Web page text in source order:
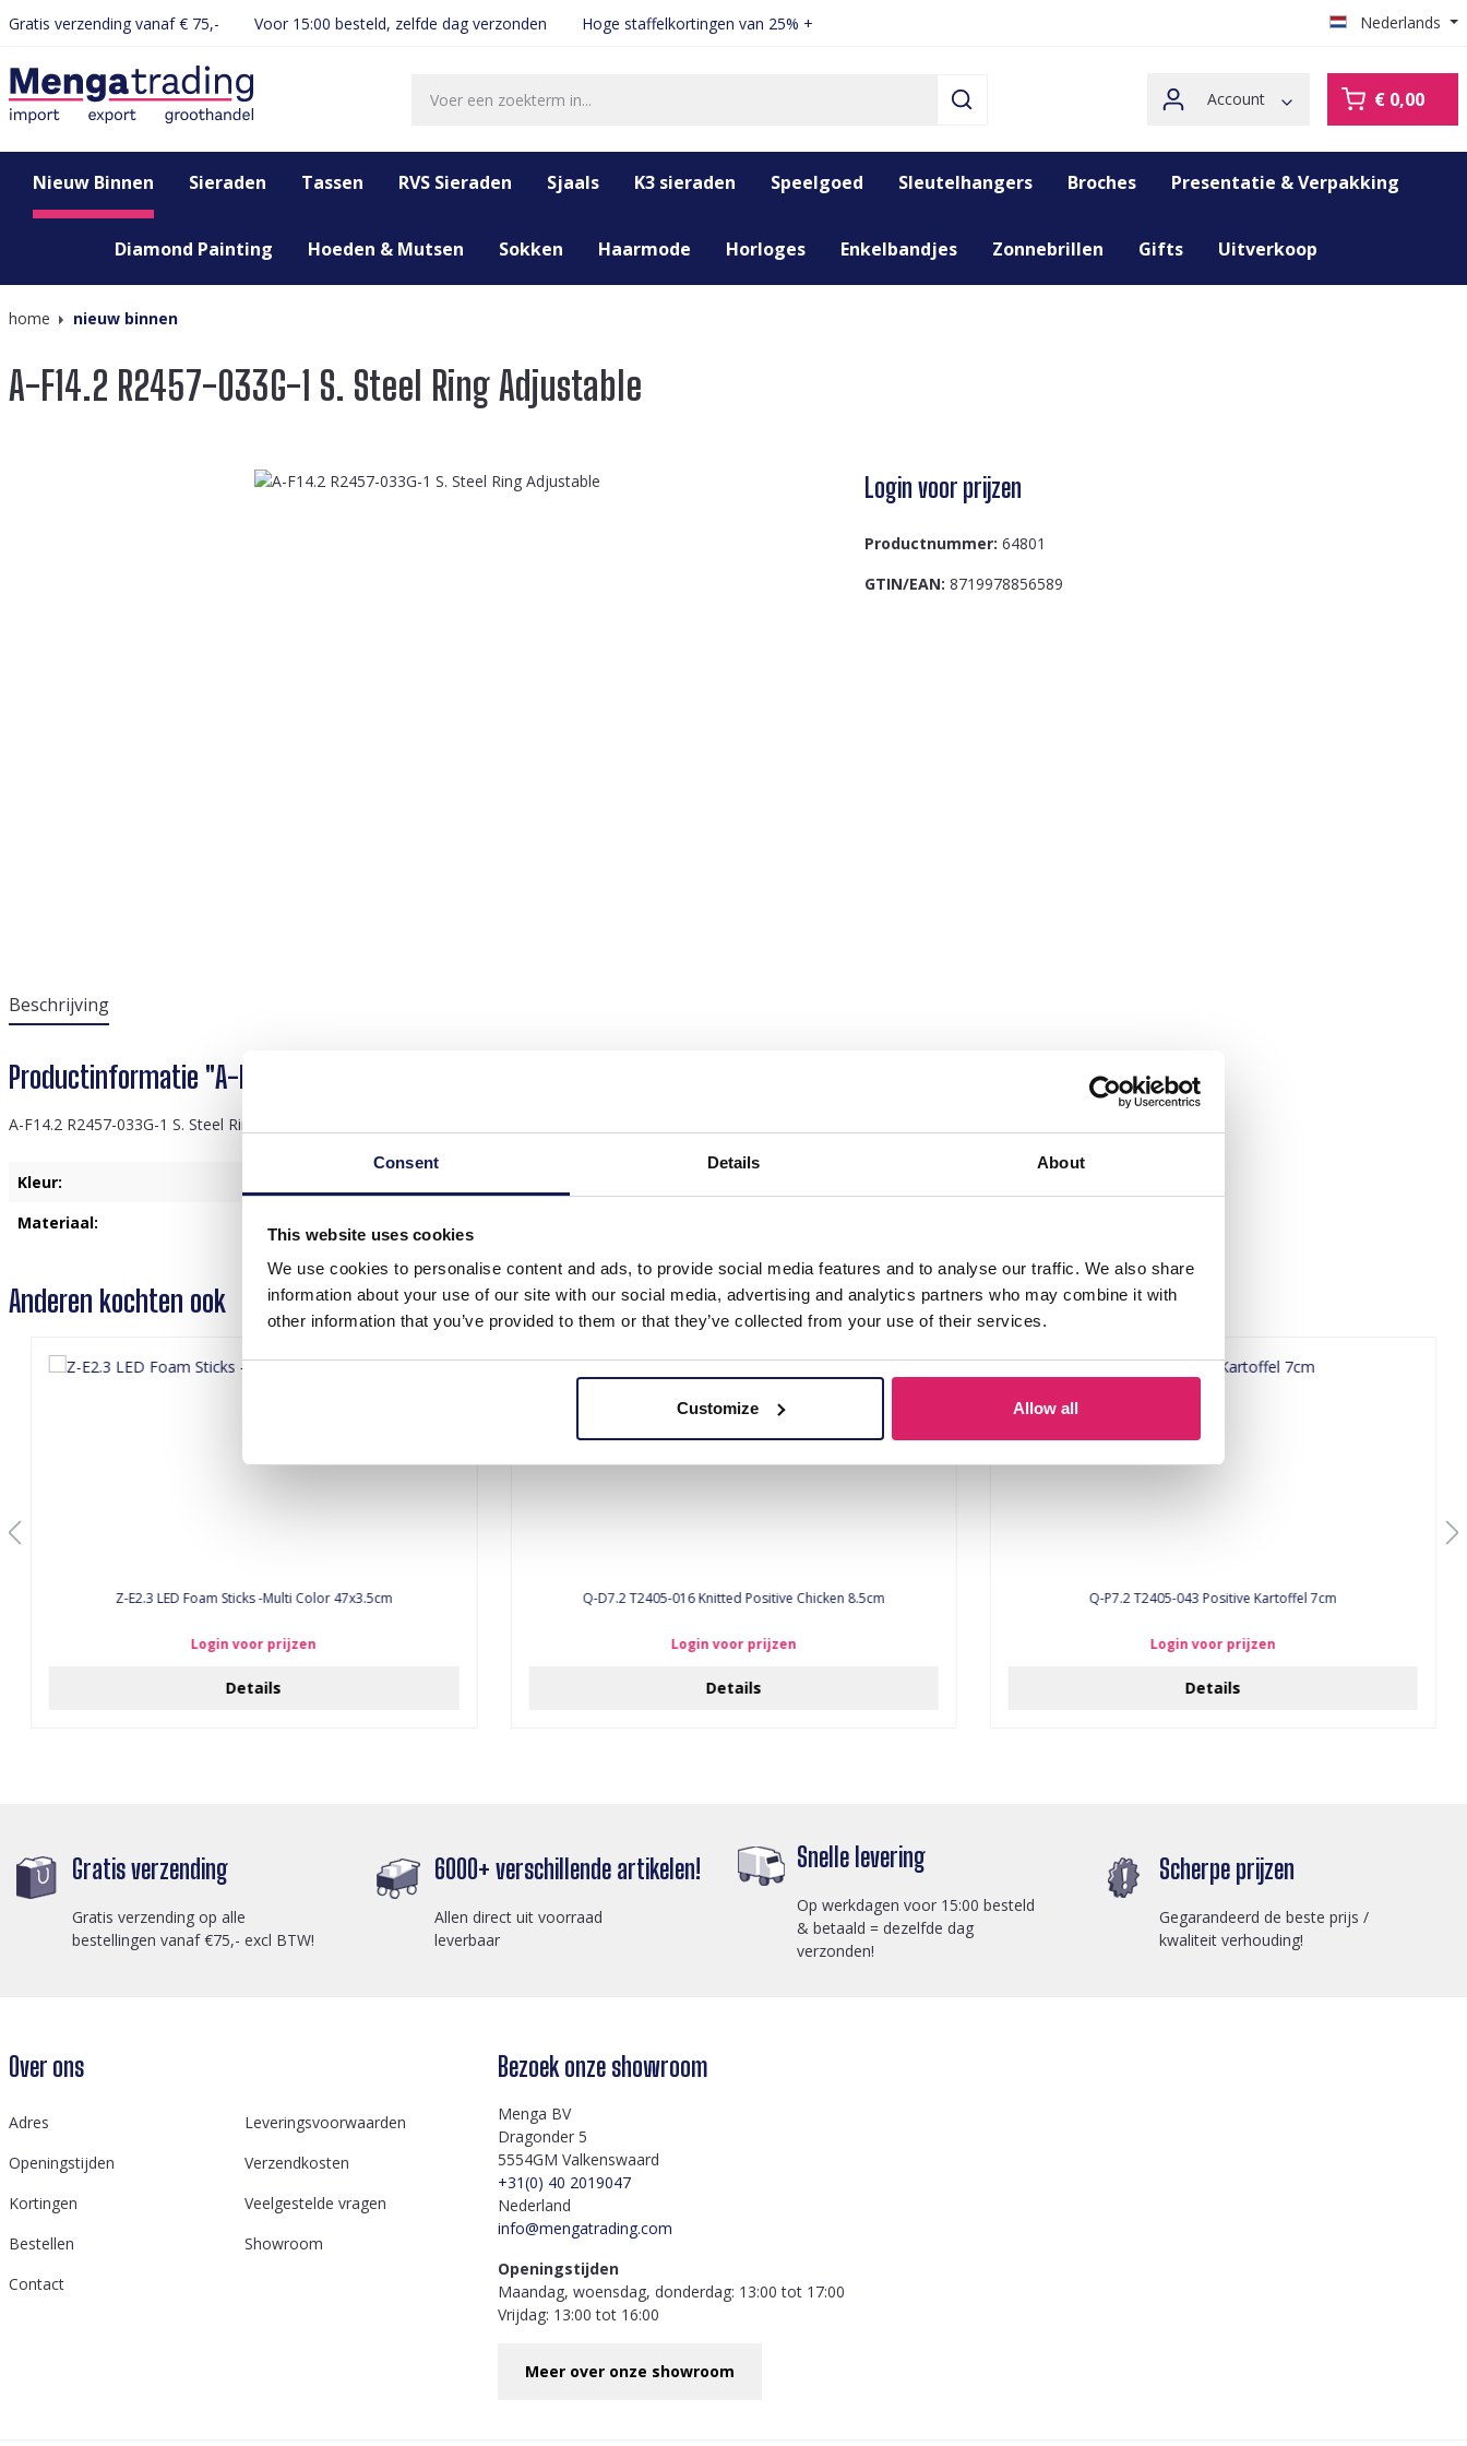
Consent Details About
This website uses cookies
We use cookies to personalise content and ads, to provide social media features and to analyse our traffic. We also share
information about your use of our site with our social media, advertising and analytics partners who may combine it with
other information that you’ve provided to them or that they’ve collected from your use of their services.
Customize Allow all
Ga naar de hoofdnavigatie
Gratis verzending vanaf € 75,- Voor 15:00 besteld, zelfde dag verzonden Hoge staffelkortingen van 25% + Nederlands
Account € 0,00
Nieuw Binnen Sieraden Tassen RVS Sieraden Sjaals K3 sieraden Speelgoed Sleutelhangers Broches Presentatie & Verpakking
Diamond Painting Hoeden & Mutsen Sokken Haarmode Horloges Enkelbandjes Zonnebrillen Gifts Uitverkoop
home nieuw binnen
A-F14.2 R2457-033G-1 S. Steel Ring Adjustable
Login voor prijzen
Productnummer: 64801
GTIN/EAN: 8719978856589
Beschrijving
Productinformatie "A-F14.2 R2457-033G-1 S. Steel Ring Adjustable"
A-F14.2 R2457-033G-1 S. Steel Ring Adjustable
Kleur:
Materiaal:
Anderen kochten ook
Z-E2.3 LED Foam Sticks -Multi Color 47x3.5cm
Login voor prijzen
Details
Q-D7.2 T2405-016 Knitted Positive Chicken 8.5cm
Login voor prijzen
Details
Q-P7.2 T2405-043 Positive Kartoffel 7cm
Login voor prijzen
Details
Gratis verzending
Gratis verzending op alle
bestellingen vanaf €75,- excl BTW!
6000+ verschillende artikelen!
Allen direct uit voorraad
leverbaar
Snelle levering
Op werkdagen voor 15:00 besteld
& betaald = dezelfde dag
verzonden!
Scherpe prijzen
Gegarandeerd de beste prijs /
kwaliteit verhouding!
Over ons
Adres
Leveringsvoorwaarden
Openingstijden
Verzendkosten
Kortingen
Veelgestelde vragen
Bestellen
Showroom
Contact
Bezoek onze showroom
Menga BV
Dragonder 5
5554GM Valkenswaard
+31(0) 40 2019047
Nederland
info@mengatrading.com
Openingstijden
Maandag, woensdag, donderdag: 13:00 tot 17:00
Vrijdag: 13:00 tot 16:00
Meer over onze showroom